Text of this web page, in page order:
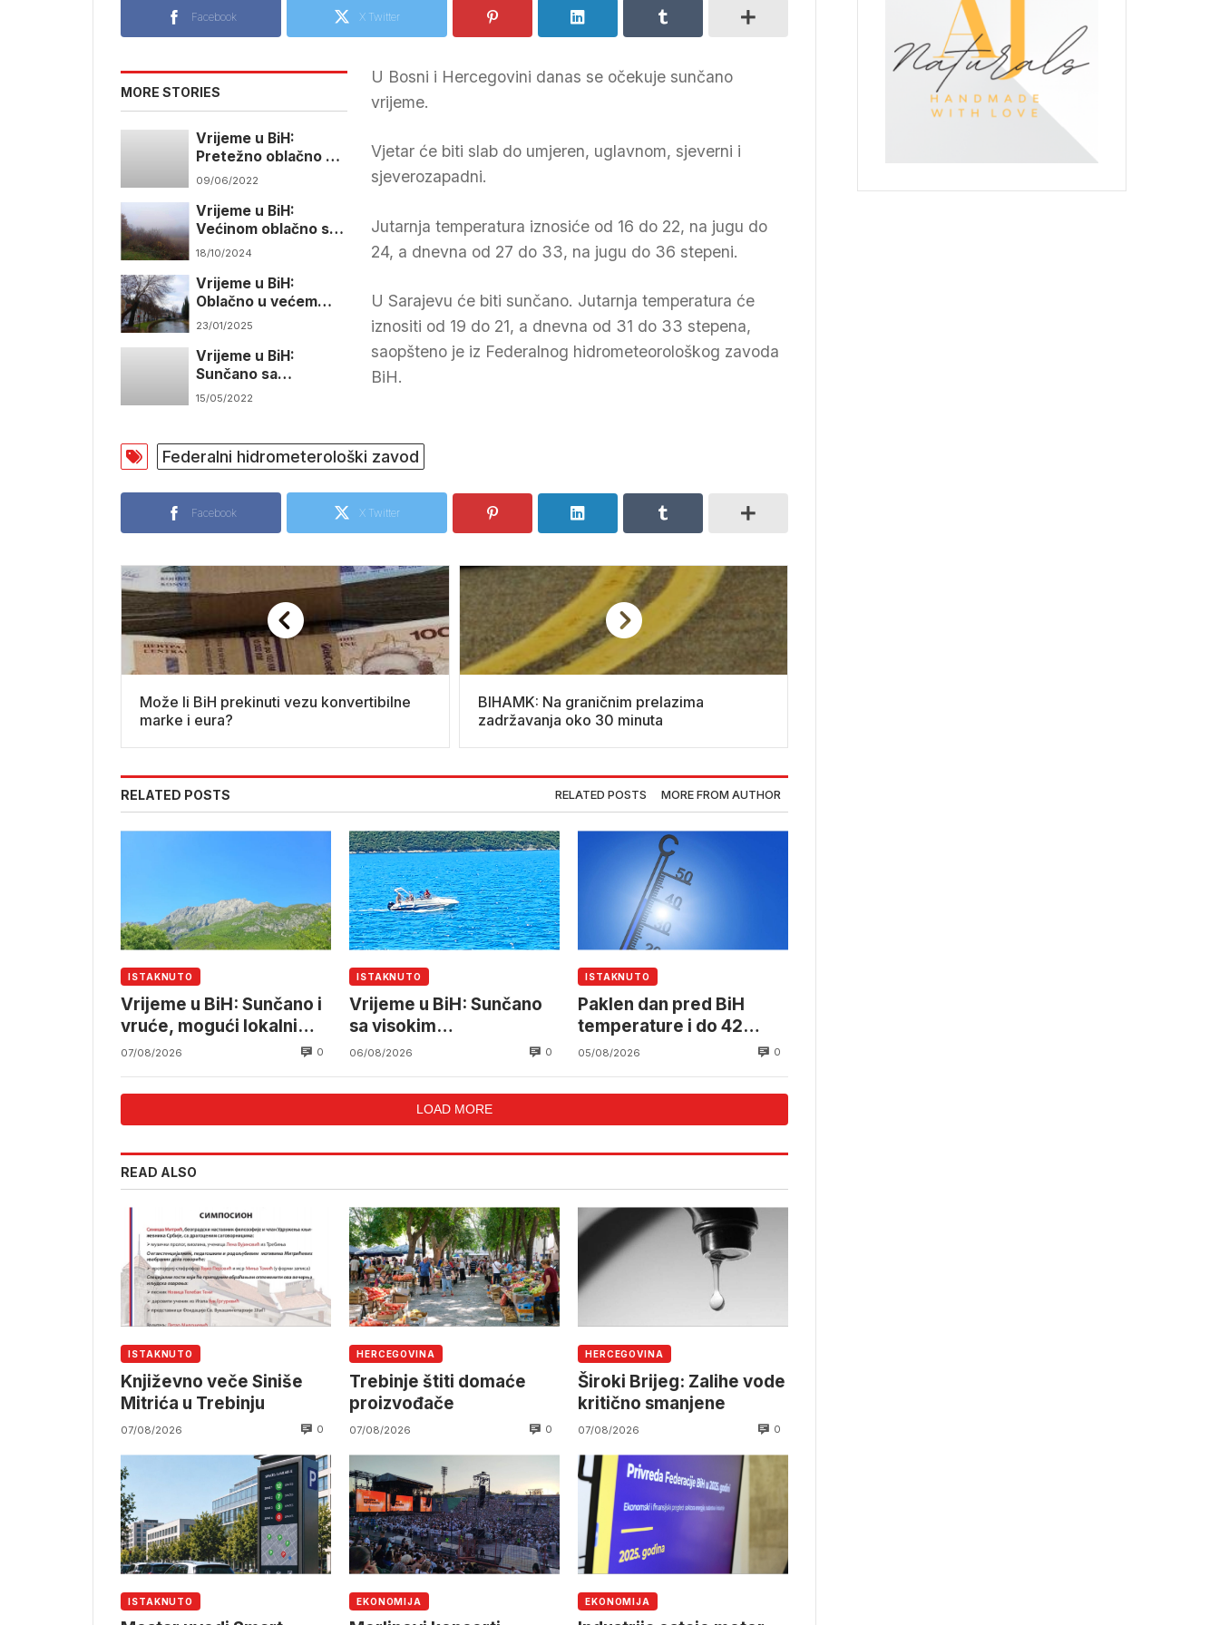
Facebook X Twitter
MORE STORIES
Vrijeme u BiH:
Pretežno oblačno sa
kišom, pljuskovima i
09/06/2022
Vrijeme u BiH:
Većinom oblačno sa
mjestimičnom kišom
18/10/2024
Vrijeme u BiH:
Oblačno u većem
dijelu zemlje
23/01/2025
Vrijeme u BiH:
Sunčano sa
temperaturama do
15/05/2022
U Bosni i Hercegovini danas se očekuje sunčano
vrijeme.
Vjetar će biti slab do umjeren, uglavnom, sjeverni i
sjeverozapadni.
Jutarnja temperatura iznosiće od 16 do 22, na jugu do
24, a dnevna od 27 do 33, na jugu do 36 stepeni.
U Sarajevu će biti sunčano. Jutarnja temperatura će
iznositi od 19 do 21, a dnevna od 31 do 33 stepena,
saopšteno je iz Federalnog hidrometeorološkog zavoda
BiH.
Federalni hidrometerološki zavod
Facebook X Twitter
Može li BiH prekinuti vezu konvertibilne
marke i eura?
BIHAMK: Na graničnim prelazima
zadržavanja oko 30 minuta
RELATED POSTS RELATED POSTS MORE FROM AUTHOR
ISTAKNUTO
Vrijeme u BiH: Sunčano i
vruće, mogući lokalni
pljuskovi
07/08/2026 0
ISTAKNUTO
Vrijeme u BiH: Sunčano
sa visokim
temperaturama
06/08/2026 0
ISTAKNUTO
Paklen dan pred BiH
temperature i do 42
stepena
05/08/2026 0
LOAD MORE
READ ALSO
ISTAKNUTO
Književno veče Siniše
Mitrića u Trebinju
07/08/2026 0
HERCEGOVINA
Trebinje štiti domaće
proizvođače
07/08/2026 0
HERCEGOVINA
Široki Brijeg: Zalihe vode
kritično smanjene
07/08/2026 0
ISTAKNUTO EKONOMIJA EKONOMIJA